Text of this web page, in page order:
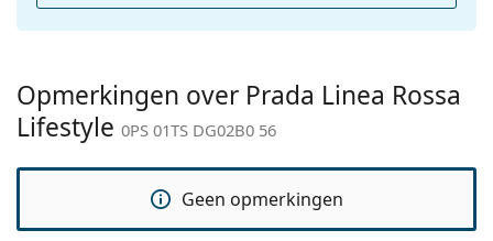
Functie:
Fashion
Code:
0PS 01TS DG02B0 56
Opmerkingen over Prada Linea Rossa
Lifestyle 0PS 01TS DG02B0 56
Geen opmerkingen